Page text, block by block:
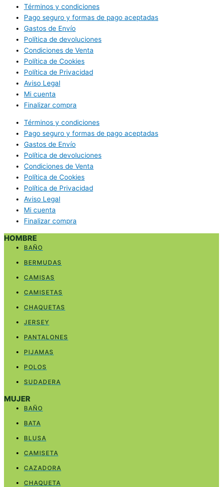
Términos y condiciones
Pago seguro y formas de pago aceptadas
Gastos de Envío
Política de devoluciones
Condiciones de Venta
Política de Cookies
Política de Privacidad
Aviso Legal
Mi cuenta
Finalizar compra
Términos y condiciones
Pago seguro y formas de pago aceptadas
Gastos de Envío
Política de devoluciones
Condiciones de Venta
Política de Cookies
Política de Privacidad
Aviso Legal
Mi cuenta
Finalizar compra
HOMBRE
BAÑO
BERMUDAS
CAMISAS
CAMISETAS
CHAQUETAS
JERSEY
PANTALONES
PIJAMAS
POLOS
SUDADERA
MUJER
BAÑO
BATA
BLUSA
CAMISETA
CAZADORA
CHAQUETA